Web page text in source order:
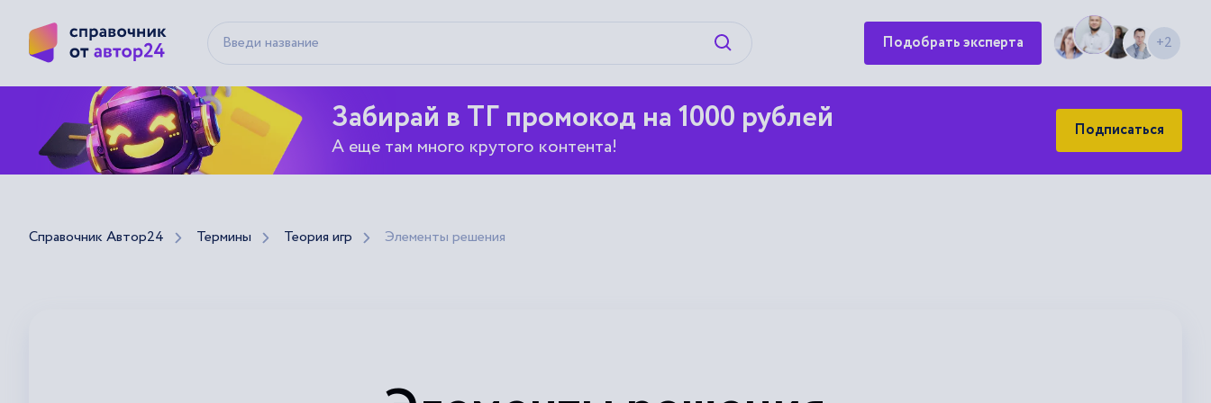
Искать Подобрать эксперта +2
Забирай в ТГ промокод на 1000 рублей
А еще там много крутого контента!
Подписаться
Справочник Автор24 Термины Теория игр Элементы решения